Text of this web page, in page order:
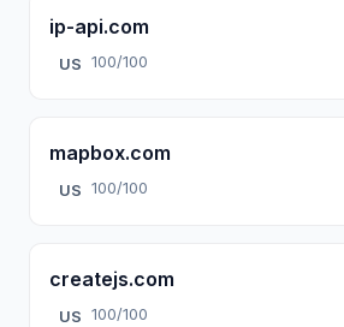
ip-api.com
US 100/100
mapbox.com
US 100/100
createjs.com
US 100/100